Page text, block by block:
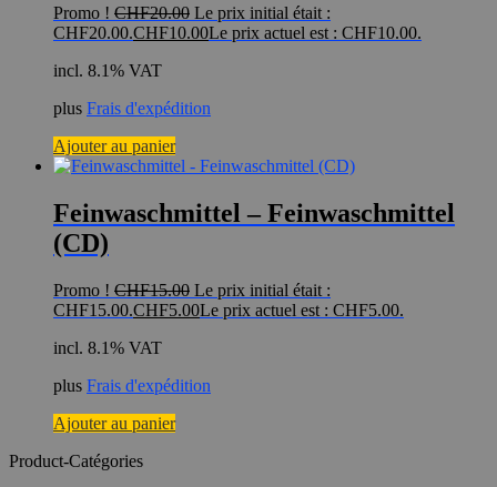
Promo ! CHF20.00 Le prix initial était :
CHF20.00.CHF10.00Le prix actuel est : CHF10.00.
incl. 8.1% VAT
plus Frais d'expédition
Ajouter au panier
Feinwaschmittel – Feinwaschmittel
(CD)
Promo ! CHF15.00 Le prix initial était :
CHF15.00.CHF5.00Le prix actuel est : CHF5.00.
incl. 8.1% VAT
plus Frais d'expédition
Ajouter au panier
Product-Catégories